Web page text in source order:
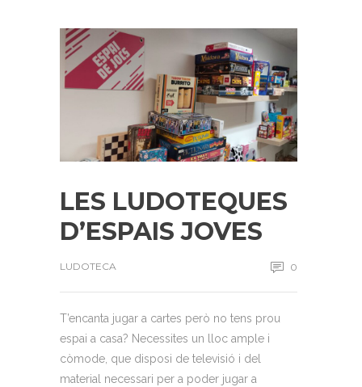
LES LUDOTEQUES
D’ESPAIS JOVES
LUDOTECA 0
T’encanta jugar a cartes però no tens prou
espai a casa? Necessites un lloc ample i
còmode, que disposi de televisió i del
material necessari per a poder jugar a